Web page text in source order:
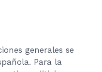
generales se
Para la